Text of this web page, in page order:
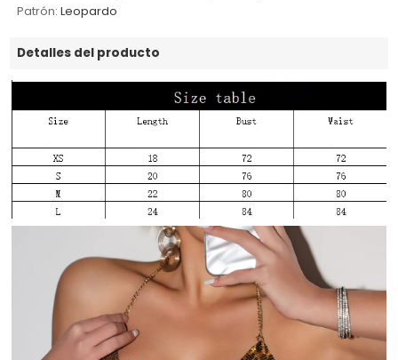
Patrón: Leopardo
Detalles del producto